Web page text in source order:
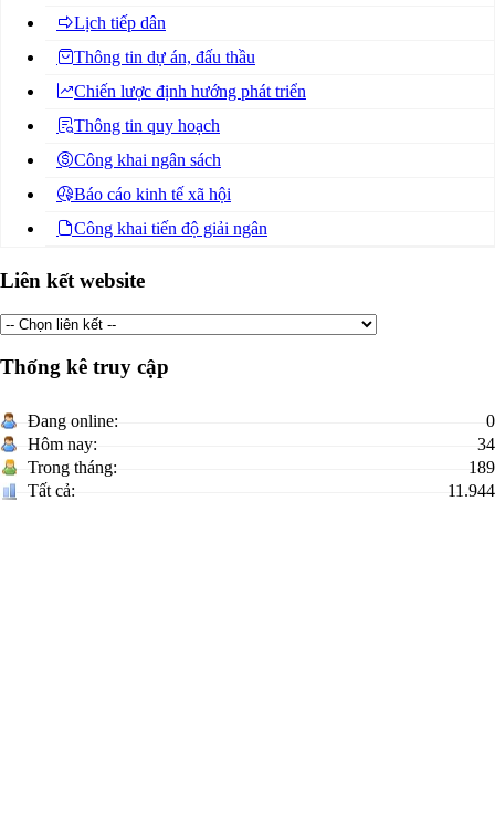
Lịch tiếp dân
Thông tin dự án, đấu thầu
Chiến lược định hướng phát triển
Thông tin quy hoạch
Công khai ngân sách
Báo cáo kinh tế xã hội
Công khai tiến độ giải ngân
Liên kết website
Thống kê truy cập
Đang online:
0
Hôm nay:
34
Trong tháng:
189
Tất cả:
11.944